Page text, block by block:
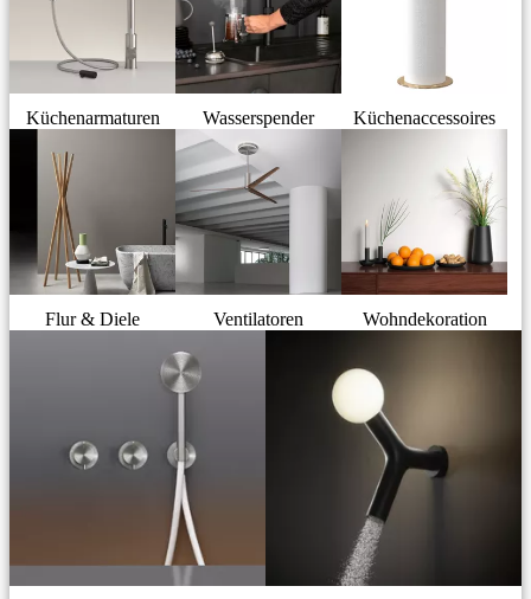
Küchenarmaturen Wasserspender Küchenaccessoires
Flur & Diele Ventilatoren Wohndekoration